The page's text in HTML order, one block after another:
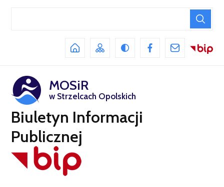
MOSiR
w Strzelcach Opolskich
Biuletyn Informacji
Publicznej